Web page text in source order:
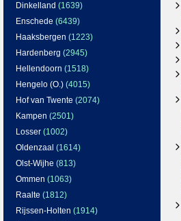
Dinkelland (1639)
Enschede (6439)
Haaksbergen (1223)
Hardenberg (2945)
Hellendoorn (1518)
Hengelo (O.) (4015)
Hof van Twente (2074)
Kampen (2501)
Losser (1002)
Oldenzaal (1614)
Olst-Wijhe (813)
Ommen (1063)
Raalte (1812)
Rijssen-Holten (1914)